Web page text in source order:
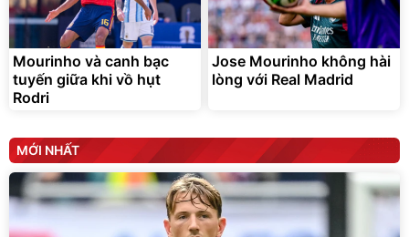
Mourinho và canh bạc
tuyến giữa khi vồ hụt
Rodri
Jose Mourinho không hài
lòng với Real Madrid
MỚI NHẤT